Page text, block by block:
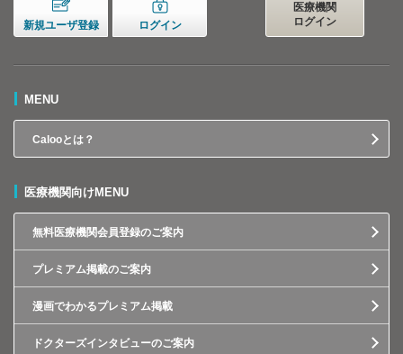
新規ユーザ登録 ログイン
医療機関
ログイン
MENU
Calooとは？
医療機関向けMENU
無料医療機関会員登録のご案内
プレミアム掲載のご案内
漫画でわかるプレミアム掲載
ドクターズインタビューのご案内